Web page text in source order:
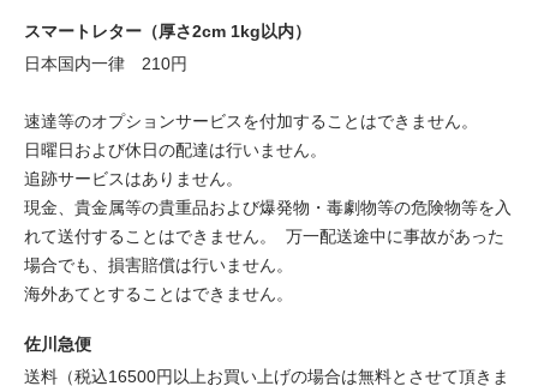
スマートレター（厚さ2cm 1kg以内）
日本国内一律 210円
速達等のオプションサービスを付加することはできません。
日曜日および休日の配達は行いません。
追跡サービスはありません。
現金、貴金属等の貴重品および爆発物・毒劇物等の危険物等を入
れて送付することはできません。 万一配送途中に事故があった
場合でも、損害賠償は行いません。
海外あてとすることはできません。
佐川急便
送料（税込16500円以上お買い上げの場合は無料とさせて頂きま